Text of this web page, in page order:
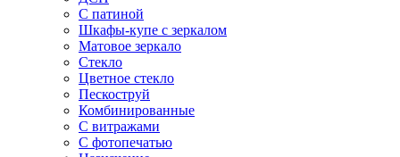
С патиной
Шкафы-купе с зеркалом
Матовое зеркало
Стекло
Цветное стекло
Пескоструй
Комбинированные
С витражами
С фотопечатью